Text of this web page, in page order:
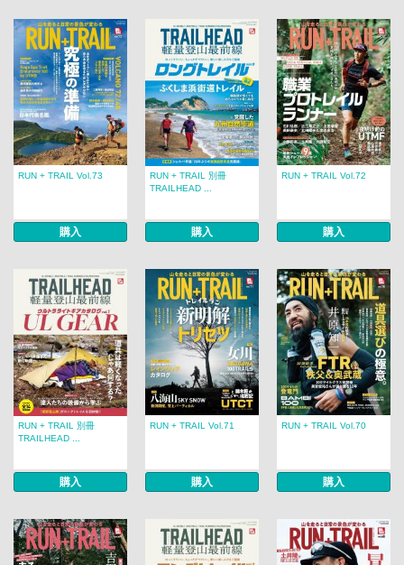
RUN + TRAIL Vol.73
購入
RUN + TRAIL 別冊
TRAILHEAD ...
購入
RUN + TRAIL Vol.72
購入
RUN + TRAIL 別冊
TRAILHEAD ...
購入
RUN + TRAIL Vol.71
購入
RUN + TRAIL Vol.70
購入